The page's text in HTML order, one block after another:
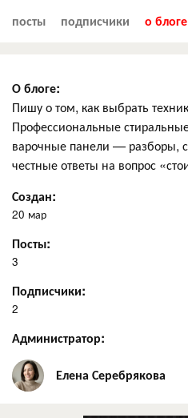
посты подписчики о блоге
О блоге:
Пишу о том, как выбрать
Профессиональные
варочные панели — разборы,
честные ответы на вопрос
Создан:
20 мар
Посты:
3
Подписчики:
2
Администратор:
Елена Серебрякова